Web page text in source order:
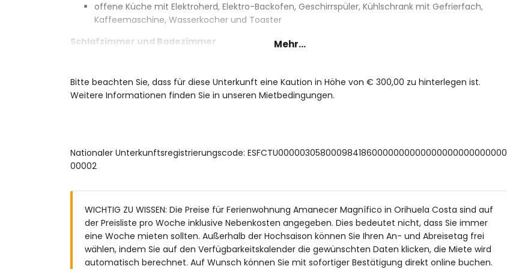
offene Küche mit Elektroherd, Elektro-Backofen, Geschirrspüler, Kühlschrank mit Gefrierfach,
Kaffeemaschine, Wasserkocher und Toaster
Schlafzimmer und Badezimmer
En-Suite-Badezimmer mit Waschbecken, Dusche, WC und Haartrockner
Badezimmer mit Waschbecken, Dusche und WC
Gemeinschaftspool
schöner Rasen-Garten mit Gartenmöbeln und Liegen
Terrasse
Außendusche
Außensitzbereich
Weitere Informationen
nächste Stadt: La Zenia (innerhalb von 2 Kilometern vom Apartment)
Mehr...
Bitte beachten Sie, dass für diese Unterkunft eine Kaution in Höhe von € 300,00 zu hinterlegen ist.
Weitere Informationen finden Sie in unseren Mietbedingungen.
Nationaler Unterkunftsregistrierungscode: ESFCTU0000030580009841860000000000000000000000000
00002
WICHTIG ZU WISSEN: Die Preise für Ferienwohnung Amanecer Magnífico in Orihuela Costa sind auf
der Preisliste pro Woche inklusive Nebenkosten angegeben. Dies bedeutet nicht, dass Sie immer
eine Woche mieten sollten. Außerhalb der Hochsaison können Sie Ihren An- und Abreisetag frei
wählen, indem Sie auf den Verfügbarkeitskalender die gewünschten Daten klicken, die Miete wird
automatisch berechnet. Auf Wunsch können Sie mit sofortiger Bestätigung direkt online buchen.